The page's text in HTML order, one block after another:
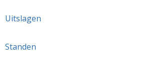
Uitslagen
Standen